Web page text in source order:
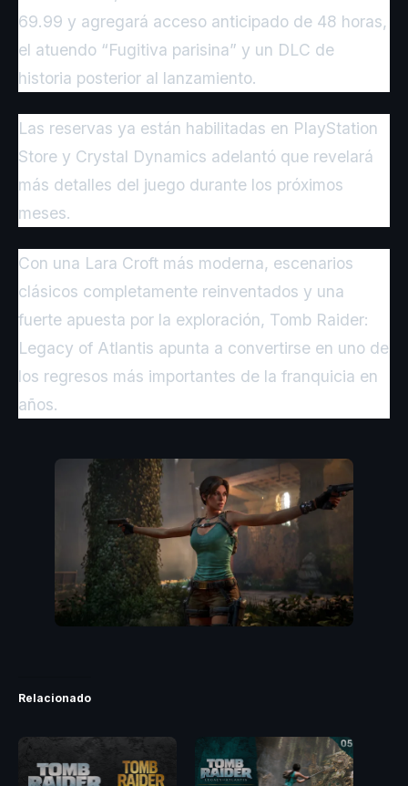
69.99 y agregará acceso anticipado de 48 horas,
el atuendo “Fugitiva parisina” y un DLC de
historia posterior al lanzamiento.
Las reservas ya están habilitadas en PlayStation
Store y Crystal Dynamics adelantó que revelará
más detalles del juego durante los próximos
meses.
Con una Lara Croft más moderna, escenarios
clásicos completamente reinventados y una
fuerte apuesta por la exploración, Tomb Raider:
Legacy of Atlantis apunta a convertirse en uno de
los regresos más importantes de la franquicia en
años.
Relacionado